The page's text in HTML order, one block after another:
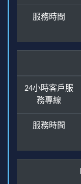
服務時間
24小時客戶服
務專線
服務時間